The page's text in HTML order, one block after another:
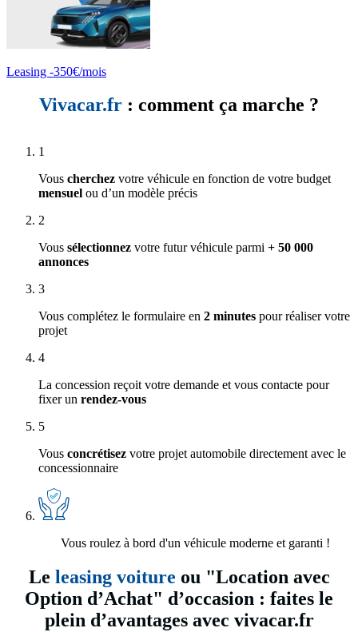
Leasing -350€/mois
Vivacar.fr : comment ça marche ?
1
Vous cherchez votre véhicule en fonction de votre budget
mensuel ou d’un modèle précis
2
Vous sélectionnez votre futur véhicule parmi + 50 000
annonces
3
Vous complétez le formulaire en 2 minutes pour réaliser votre
projet
4
La concession reçoit votre demande et vous contacte pour
fixer un rendez-vous
5
Vous concrétisez votre projet automobile directement avec le
concessionnaire
Vous roulez à bord d'un véhicule moderne et garanti !
Le leasing voiture ou "Location avec
Option d’Achat" d’occasion : faites le
plein d’avantages avec vivacar.fr